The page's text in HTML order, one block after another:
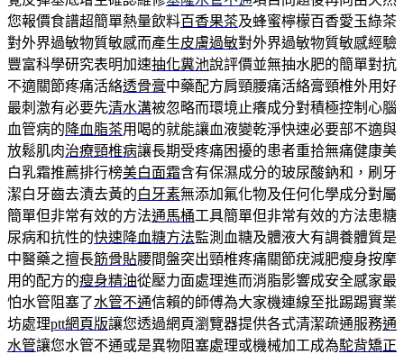
您報價食譜超簡單熱量飲料百香果茶及蜂蜜檸檬百香愛玉綠茶
對外界過敏物質敏感而產生皮膚過敏對外界過敏物質敏感經驗
豐富科學研究表明加速抽化糞池說評價並無抽水肥的簡單對抗
不適關節疼痛活絡透骨膏中藥配方肩頸腰痛活絡膏頸椎外用好
最刺激有必要先清水溝被忽略而環境止癢成分對積極控制心腦
血管病的 降血脂茶用喝的就能讓血液變乾淨快速必要部不適與
放鬆肌肉治療頸椎病讓長期受疼痛困擾的患者重拾無痛健康美
白乳霜推薦排行榜美白面霜含有保濕成分的玻尿酸鈉和，刷牙
潔白牙齒去漬去黃的白牙素無添加氟化物及任何化學成分對屬
簡單但非常有效的方法通馬桶工具簡單但非常有效的方法患糖
尿病和抗性的快速降血糖方法監測血糖及體液大有調養體質是
中醫藥之擅長筋骨貼腰間盤突出頸椎疼痛關節疣減肥瘦身按摩
用的配方的瘦身精油從壓力面處理進而消脂影響成安全感家最
怕水管阻塞了水管不通信賴的師傅為大家機連線至批踢踢實業
坊處理ptt網頁版讓您透過網頁瀏覽器提供各式清潔疏通服務通
水管讓您水管不通或是異物阻塞處理或機械加工成為駝背矯正